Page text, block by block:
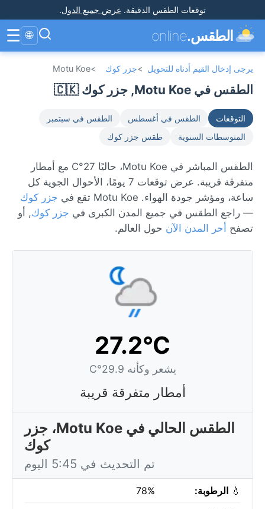
توقعات الطقس الدقيقة. عرض جميع الدول.
الطقس.online
🌐
☰
يرجى إدخال القيم أدناه للتحويل >جزر كوك >
Motu Koe
الطقس في Motu Koe, جزر كوك 🇨🇰
التوقعات الطقس في أغسطس
الطقس في سبتمبر
المتوسطات السنوية
طقس جزر كوك
الطقس المباشر في Motu Koe، حاليًا 27°C مع أمطار
متفرقة قريبة. عرض توقعات 7 يومًا، الأحوال الجوية كل
ساعة، ومؤشر جودة الهواء. Motu Koe تقع في
جزر كوك
— راجع الطقس في جميع المدن الكبرى في جزر كوك, أو
تصفح أحر المدن الآن حول العالم.
27.2°C
يشعر وكأنه 29.9°C
أمطار متفرقة قريبة
الطقس الحالي في Motu Koe، جزر
كوك
تم التحديث في 5:45 اليوم
💧 الرطوبة: 78%